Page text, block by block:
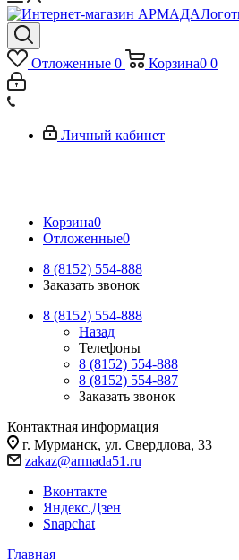
Отложенные 0 Корзина0 0
Личный кабинет
Корзина0
Отложенные0
8 (8152) 554-888
Заказать звонок
8 (8152) 554-888
Назад
Телефоны
8 (8152) 554-888
8 (8152) 554-887
Заказать звонок
Контактная информация
г. Мурманск, ул. Свердлова, 33
zakaz@armada51.ru
Вконтакте
Яндекс.Дзен
Snapchat
Главная